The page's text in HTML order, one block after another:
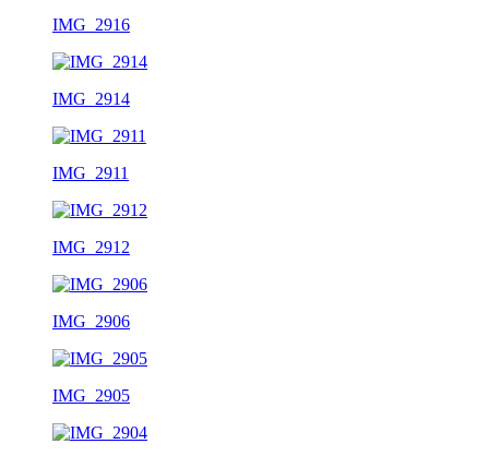
IMG_2916
IMG_2914
IMG_2911
IMG_2912
IMG_2906
IMG_2905